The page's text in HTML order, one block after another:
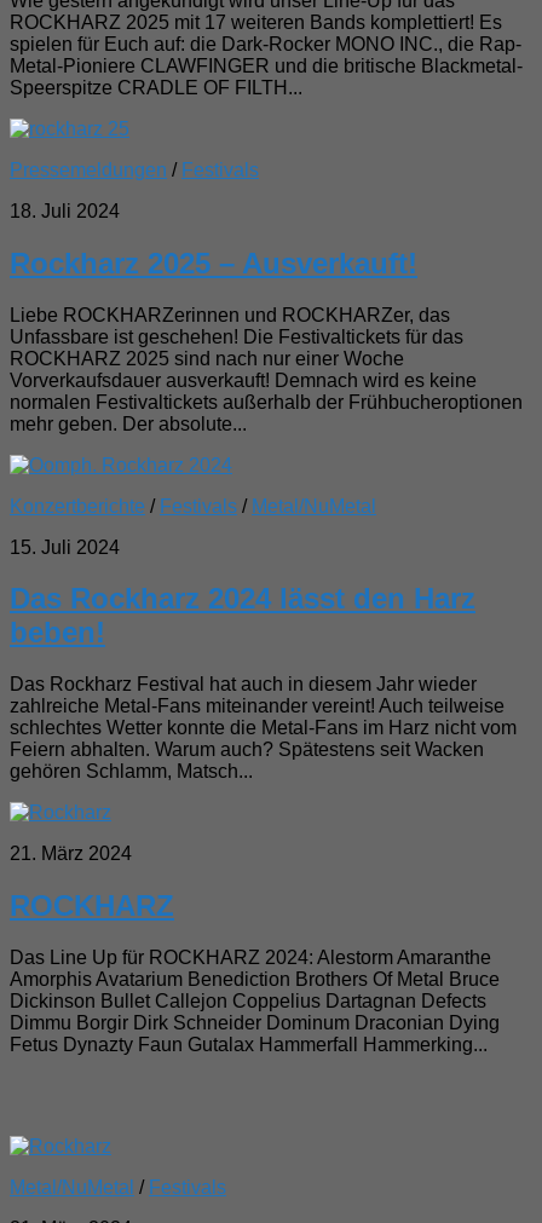
ROCKHARZ 2025 mit 17 weiteren Bands komplettiert! Es
spielen für Euch auf: die Dark-Rocker MONO INC., die Rap-
Metal-Pioniere CLAWFINGER und die britische Blackmetal-
Speerspitze CRADLE OF FILTH...
Pressemeldungen / Festivals
18. Juli 2024
Rockharz 2025 – Ausverkauft!
Liebe ROCKHARZerinnen und ROCKHARZer, das
Unfassbare ist geschehen! Die Festivaltickets für das
ROCKHARZ 2025 sind nach nur einer Woche
Vorverkaufsdauer ausverkauft! Demnach wird es keine
normalen Festivaltickets außerhalb der Frühbucheroptionen
mehr geben. Der absolute...
Konzertberichte / Festivals / Metal/NuMetal
15. Juli 2024
Das Rockharz 2024 lässt den Harz
beben!
Das Rockharz Festival hat auch in diesem Jahr wieder
zahlreiche Metal-Fans miteinander vereint! Auch teilweise
schlechtes Wetter konnte die Metal-Fans im Harz nicht vom
Feiern abhalten. Warum auch? Spätestens seit Wacken
gehören Schlamm, Matsch...
21. März 2024
ROCKHARZ
Das Line Up für ROCKHARZ 2024: Alestorm Amaranthe
Amorphis Avatarium Benediction Brothers Of Metal Bruce
Dickinson Bullet Callejon Coppelius Dartagnan Defects
Dimmu Borgir Dirk Schneider Dominum Draconian Dying
Fetus Dynazty Faun Gutalax Hammerfall Hammerking...
Metal/NuMetal / Festivals